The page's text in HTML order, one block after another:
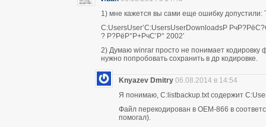
1) мне кажется вы сами еще ошибку допустили:
C:UsersUser’C:UsersUserDownloadsР
? Р?РёР°Р+РчС’Р° 2002′
2) Думаю winrar просто не понимает кодировку
нужно попробовать сохранить в др кодировке.
Knyazev Dmitry 06.08.2014 в 14:54
Я понимаю, C:listbackup.txt содержит
Файл перекодирован в OEM-866 в
помогал).